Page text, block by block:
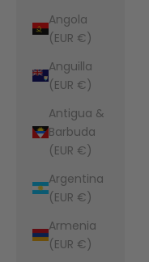
Angola
(EUR €)
Anguilla
(EUR €)
Antigua &
Barbuda
(EUR €)
Argentina
(EUR €)
Armenia
(EUR €)